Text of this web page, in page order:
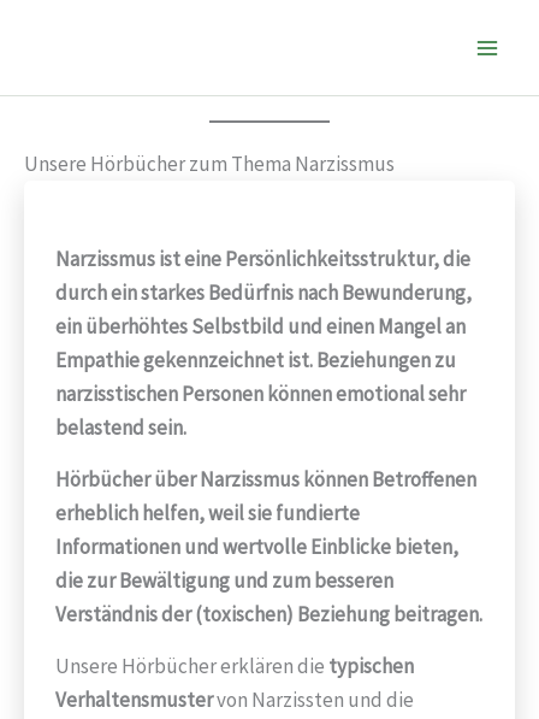
Unsere Hörbücher zum Thema Narzissmus
Narzissmus ist eine Persönlichkeitsstruktur, die
durch ein starkes Bedürfnis nach Bewunderung,
ein überhöhtes Selbstbild und einen Mangel an
Empathie gekennzeichnet ist. Beziehungen zu
narzisstischen Personen können emotional sehr
belastend sein.
Hörbücher über Narzissmus können Betroffenen
erheblich helfen, weil sie fundierte
Informationen und wertvolle Einblicke bieten,
die zur Bewältigung und zum besseren
Verständnis der (toxischen) Beziehung beitragen.
Unsere Hörbücher erklären die typischen
Verhaltensmustervon Narzissten und die